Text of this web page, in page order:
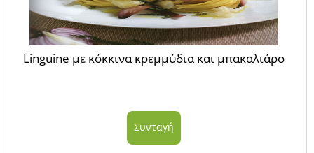
Linguine με κόκκινα κρεμμύδια και μπακαλιάρο
Συνταγή